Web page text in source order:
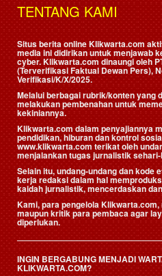
TENTANG KAMI
Situs berita online Klikwarta.com
media ini didirikan untuk menjawab
cyber. Klikwarta.com dinaungi oleh
(Terverifikasi Faktual Dewan Pers),
Verifikasi/K/X/2025.
Melalui berbagai rubrik/konten yang
melakukan pembenahan untuk
kekiniannya.
Klikwarta.com dalam penyajiannya
pendidikan, hiburan dan kontrol
www.klikwarta.com terikat oleh
menjalankan tugas jurnalistik
Selain itu, undang-undang dan kode
kerja redaksi dalam hal
kaidah jurnalistik, mencerdaskan
Kami, para pengelola
maupun kritik para pembaca agar
diperlukan.
INGIN BERGABUNG MENJADI
KLIKWARTA.COM?